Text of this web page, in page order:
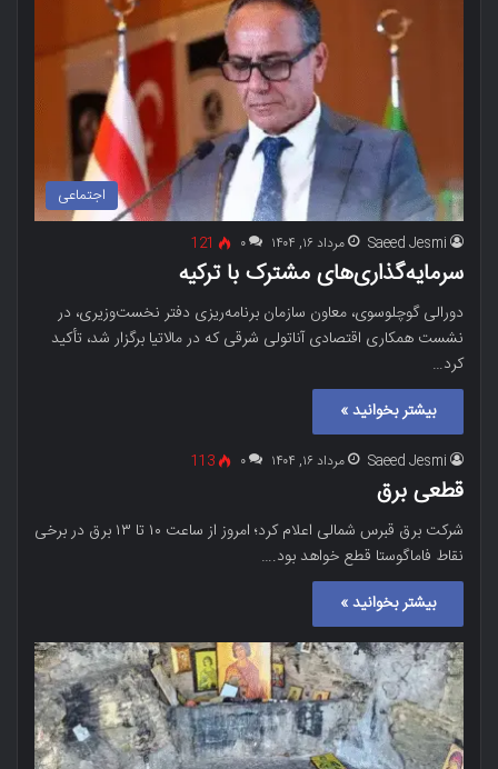
اجتماعی
Saeed Jesmi مرداد ۱۶, ۱۴۰۴ ۰ 121
سرمایه‌گذاری‌های مشترک با ترکیه
دورالی گوچلوسوی، معاون سازمان برنامه‌ریزی دفتر نخست‌وزیری، در
نشست همکاری اقتصادی آناتولی شرقی که در مالاتیا برگزار شد، تأکید
کرد…
بیشتر بخوانید »
Saeed Jesmi مرداد ۱۶, ۱۴۰۴ ۰ 113
قطعی برق
شرکت برق قبرس شمالی اعلام کرد؛ امروز از ساعت ۱۰ تا ۱۳ برق در برخی
نقاط فاماگوستا قطع خواهد بود.…
بیشتر بخوانید »